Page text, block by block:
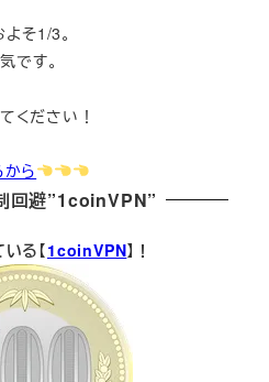
そ1/3。
です。
ください！
から
回避”1coinVPN”
る【1coinVPN】！